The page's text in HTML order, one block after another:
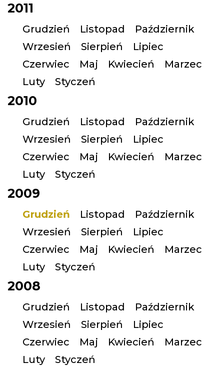
2011
Grudzień Listopad
Październik
Wrzesień
Sierpień
Lipiec
Czerwiec
Maj Kwiecień
Marzec
Luty
Styczeń
2010
Grudzień Listopad
Październik
Wrzesień
Sierpień
Lipiec
Czerwiec
Maj Kwiecień
Marzec
Luty
Styczeń
2009
Grudzień Listopad
Październik
Wrzesień
Sierpień
Lipiec
Czerwiec
Maj Kwiecień
Marzec
Luty
Styczeń
2008
Grudzień Listopad
Październik
Wrzesień
Sierpień
Lipiec
Czerwiec
Maj Kwiecień
Marzec
Luty
Styczeń